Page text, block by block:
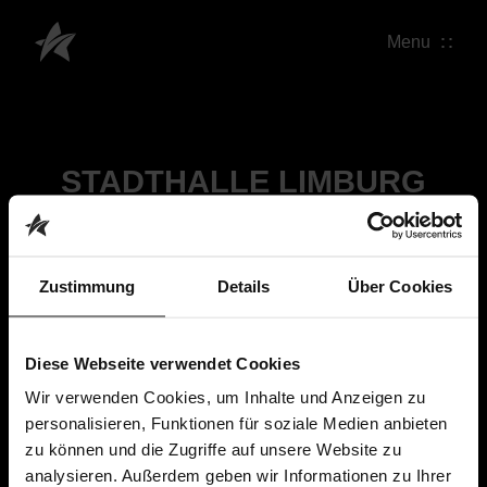
Zustimmung Details Über Cookies
Diese Webseite verwendet Cookies
Wir verwenden Cookies, um Inhalte und Anzeigen zu
personalisieren, Funktionen für soziale Medien anbieten
zu können und die Zugriffe auf unsere Website zu
analysieren. Außerdem geben wir Informationen zu Ihrer
Menu
STADTHALLE LIMBURG